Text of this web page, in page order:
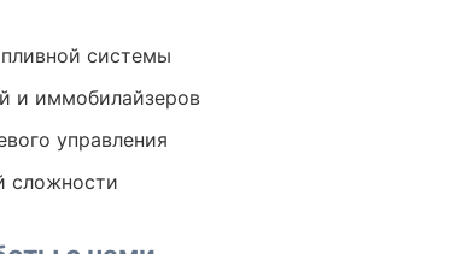
системы
и иммобилайзеров
управления
сложности